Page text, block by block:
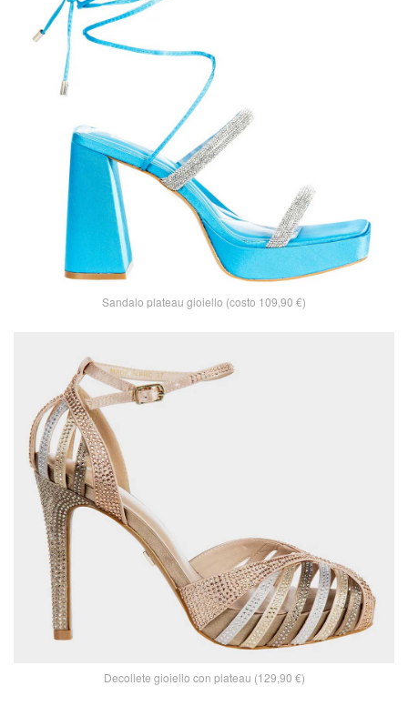
Sandalo plateau gioiello (costo 109,90 €)
Decollete gioiello con plateau (129,90 €)